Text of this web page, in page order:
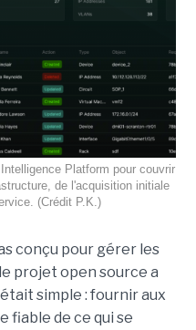
Platform pour couvrir
de l'acquisition initiale
(Crédit P.K.)
conçu pour gérer les
projet open source a
simple : fournir aux
fiable de ce qui se